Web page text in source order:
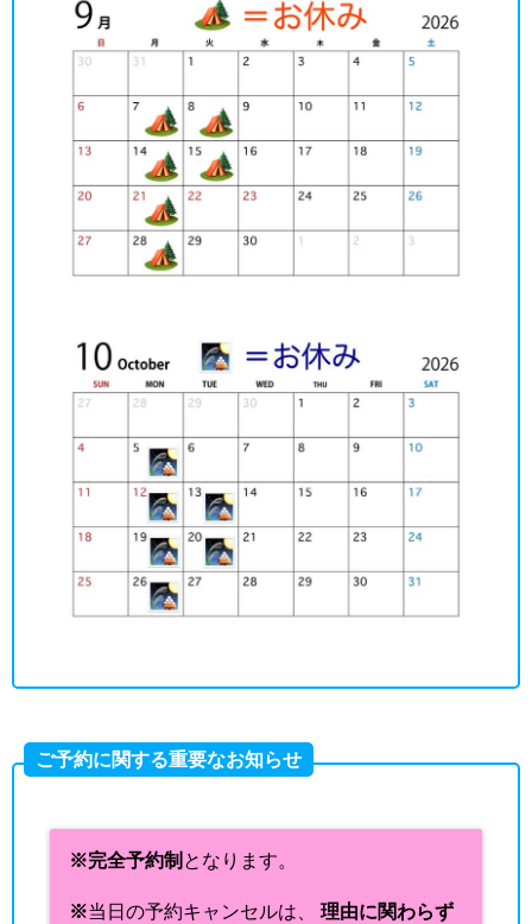
ご予約に関する重要なお知らせ
※完全予約制 となります。
※当日の予約キャンセルは、 理由に関わらず